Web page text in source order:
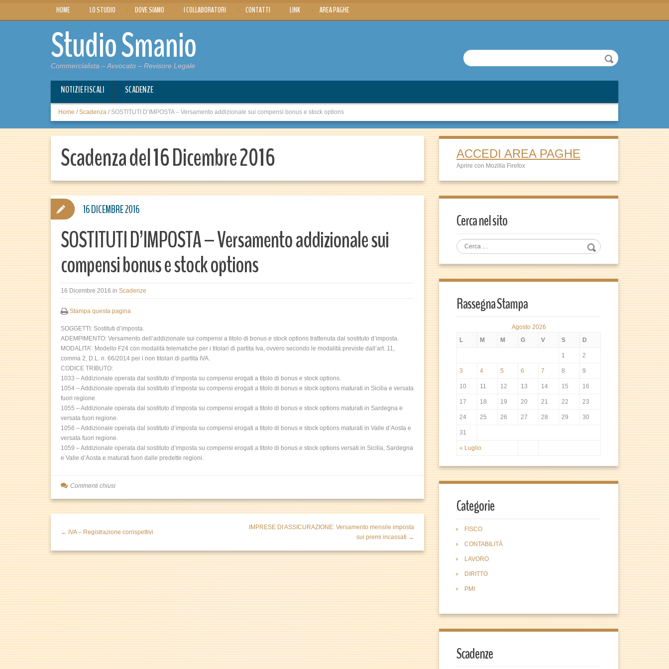
HOME LO STUDIO DOVE SIAMO I COLLABORATORI CONTATTI LINK AREA PAGHE
Studio Smanio
Commercialista – Avvocato – Revisore Legale
NOTIZIE FISCALI SCADENZE
Home / Scadenza / SOSTITUTI D’IMPOSTA – Versamento addizionale sui compensi bonus e stock options
Scadenza del 16 Dicembre 2016
SOSTITUTI D’IMPOSTA – Versamento addizionale sui
compensi bonus e stock options
16 Dicembre 2016 in Scadenze
Stampa questa pagina
SOGGETTI: Sostituti d’imposta.
ADEMPIMENTO: Versamento dell’addizionale sui compensi a titolo di bonus e stock options trattenuta dal sostituto d’imposta.
MODALITA’: Modello F24 con modalità telematiche per i titolari di partita Iva, ovvero secondo le modalità previste dall’art. 11,
comma 2, D.L. n. 66/2014 per i non titolari di partita IVA.
CODICE TRIBUTO:
1033 – Addizionale operata dal sostituto d’imposta su compensi erogati a titolo di bonus e stock options.
1054 – Addizionale operata dal sostituto d’imposta su compensi erogati a titolo di bonus e stock options maturati in Sicilia e versata
fuori regione.
1055 – Addizionale operata dal sostituto d’imposta su compensi erogati a titolo di bonus e stock options maturati in Sardegna e
versata fuori regione.
1056 – Addizionale operata dal sostituto d’imposta su compensi erogati a titolo di bonus e stock options maturati in Valle d’Aosta e
versata fuori regione.
1059 – Addizionale operata dal sostituto d’imposta su compensi erogati a titolo di bonus e stock options versati in Sicilia, Sardegna
e Valle d’Aosta e maturati fuori dalle predette regioni.
16 DICEMBRE 2016
Commenti chiusi
← IVA – Registrazione corrispettivi
IMPRESE DI ASSICURAZIONE: Versamento mensile imposta
sui premi incassati →
ACCEDI AREA PAGHE
Aprire con Mozilla Firefox
Cerca nel sito
Rassegna Stampa
Agosto 2026
L
M M G V S D
« Luglio
1 2
3 4 5 6 7 8 9
10 11 12 13 14 15 16
17 18 19 20 21 22 23
24 25 26 27 28 29 30
31
Categorie
FISCO
CONTABILITÀ
LAVORO
DIRITTO
PMI
Scadenze